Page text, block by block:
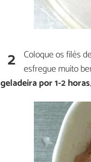
2 Coloque os filés
esfregue muito
geladeira por 1-2 horas